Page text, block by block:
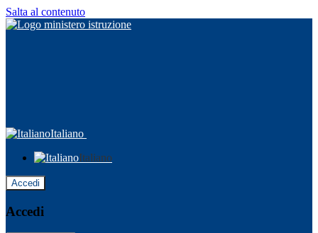
Salta al contenuto
Italiano
Italiano
Accedi
Accedi